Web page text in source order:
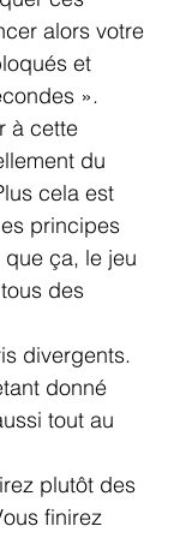
alors votre
et
».
à cette
du
cela est
principes
que ça, le jeu
des
divergents.
donné
tout au
plutôt des
finirez